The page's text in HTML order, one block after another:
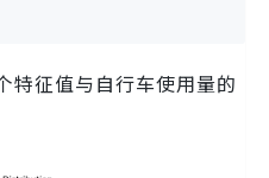
特征值与自行车使用量的